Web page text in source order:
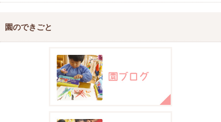
園のできごと